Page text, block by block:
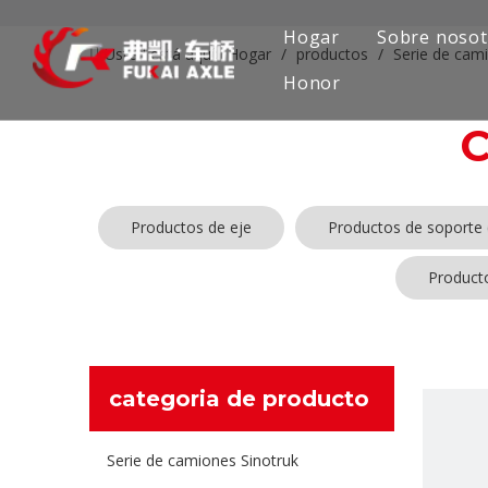
Hogar Sobre
Honor
Usted está aquí: Hogar / productos / Serie de
Productos de eje Productos de soporte
categoria de producto
Serie de camiones Sinotruk